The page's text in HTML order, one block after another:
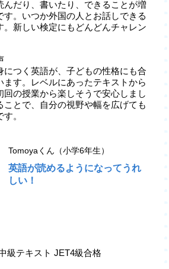
んだり、書いたり、できることが増
す。いつか外国の人とお話しできる
。新しい検定にもどんどんチャレン
につく英語が、子どもの性格にも合
ます。レベルにあったテキストから
回の授業から楽しそうで安心しまし
ことで、自分の視野や幅を広げても
。
Tomoyaくん（小学6年生）
英語が読めるようになってうれ
しい！
級テキスト JET4級合格